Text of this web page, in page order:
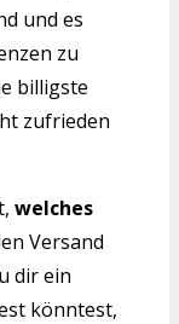
und es
zu
billigste
zufrieden
welches
Versand
dir ein
könntest,